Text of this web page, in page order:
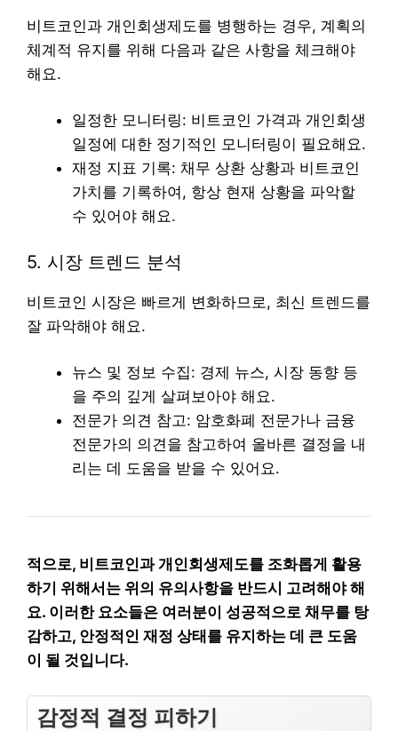
비트코인과 개인회생제도를 병행하는 경우, 계획의
체계적 유지를 위해 다음과 같은 사항을 체크해야
해요.
일정한 모니터링: 비트코인 가격과 개인회생
일정에 대한 정기적인 모니터링이 필요해요.
재정 지표 기록: 채무 상환 상황과 비트코인
가치를 기록하여, 항상 현재 상황을 파악할
수 있어야 해요.
5. 시장 트렌드 분석
비트코인 시장은 빠르게 변화하므로, 최신 트렌드를
잘 파악해야 해요.
뉴스 및 정보 수집: 경제 뉴스, 시장 동향 등
을 주의 깊게 살펴보아야 해요.
전문가 의견 참고: 암호화폐 전문가나 금융
전문가의 의견을 참고하여 올바른 결정을 내
리는 데 도움을 받을 수 있어요.
적으로, 비트코인과 개인회생제도를 조화롭게 활용
하기 위해서는 위의 유의사항을 반드시 고려해야 해
요. 이러한 요소들은 여러분이 성공적으로 채무를 탕
감하고, 안정적인 재정 상태를 유지하는 데 큰 도움
이 될 것입니다.
감정적 결정 피하기